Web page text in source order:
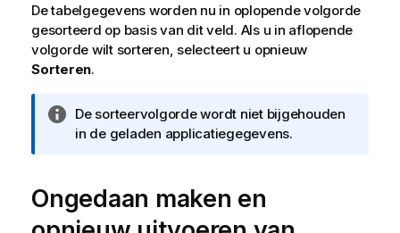
De tabelgegevens worden nu in oplopende volgorde
gesorteerd op basis van dit veld. Als u in aflopende
volgorde wilt sorteren, selecteert u opnieuw
Sorteren.
I
n
r
m
De sorteervolgorde wordt niet bijgehouden
in de geladen applicatiegegevens.
Ongedaan maken en